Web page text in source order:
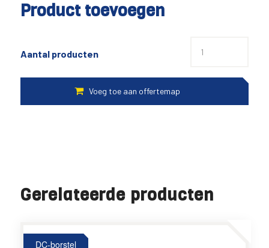
Product toevoegen
Aantal producten
Gerelateerde producten
DC-borstel